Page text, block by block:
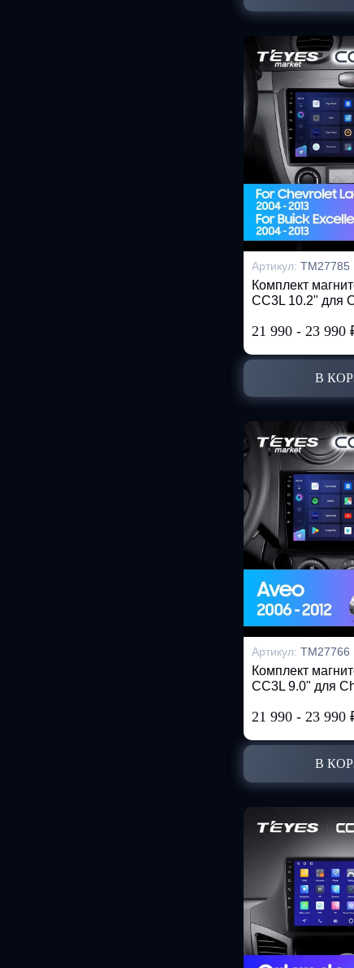
Артикул: TM27785
Комплект
CC3L 10.2" для
21 990 - 23 990
В
Артикул: TM27766
Комплект
CC3L 9.0" для
21 990 - 23 990
В